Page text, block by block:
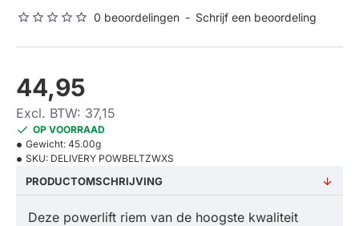
0 beoordelingen - Schrijf een beoordeling
44,95
Excl. BTW: 37,15
OP VOORRAAD
Gewicht: 45.00g
SKU: DELIVERY POWBELTZWXS
PRODUCTOMSCHRIJVING
Deze powerlift riem van de hoogste kwaliteit